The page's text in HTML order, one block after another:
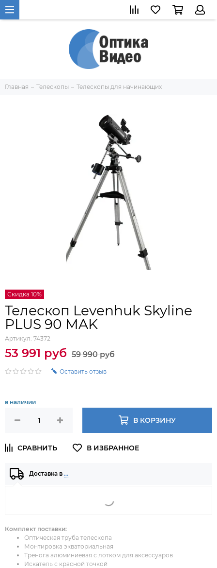
Главная Телескопы Телескопы для начинающих
Скидка 10%
Телескоп Levenhuk Skyline
PLUS 90 MAK
Артикул: 74372
53 991 руб 59 990 руб
Оставить отзыв
в наличии
В КОРЗИНУ
Доставка в …
Комплект поставки:
Оптическая труба телескопа
Монтировка экваториальная
Тренога алюминиевая с лотком для аксессуаров
Искатель с красной точкой